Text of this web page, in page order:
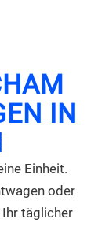
IN
Einheit.
oder
täglicher